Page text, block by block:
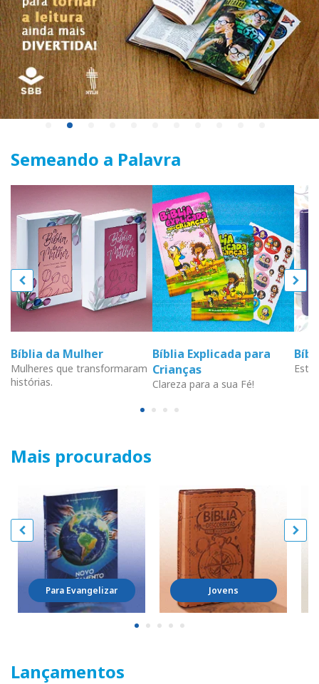
Semeando a Palavra
Bíblia da Mulher
Mulheres que transformaram
histórias.
Bíblia Explicada para
Crianças
Clareza para a sua Fé!
Mais procurados
Para Evangelizar Jovens
Lançamentos